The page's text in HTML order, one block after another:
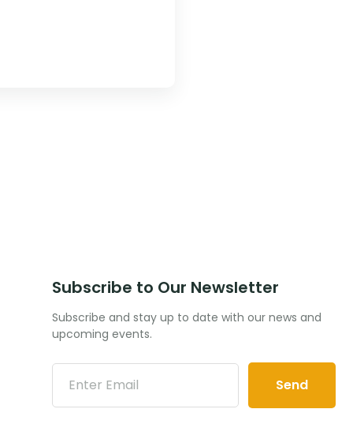
Subscribe to Our Newsletter
Subscribe and stay up to date with our news and
upcoming events.
Send